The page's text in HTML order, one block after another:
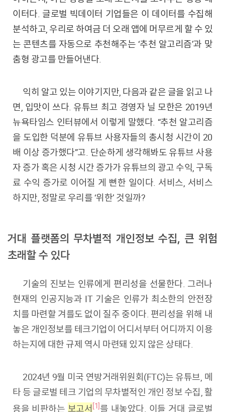
이터다. 글로벌 빅데이터 기업들은 이 데이터를 수집해
분석하고, 우리로 하여금 더 오래 앱에 머무르게 할 수 있
는 콘텐츠를 자동으로 추천해주는 ‘추천 알고리즘’과 맞
춤형 광고를 만들어낸다.
익히 알고 있는 이야기지만, 다음과 같은 글을 읽고 나
면, 입맛이 쓰다. 유튜브 최고 경영자 닐 모한은 2019년
뉴욕타임스 인터뷰에서 이렇게 말했다. “추천 알고리즘
을 도입한 덕분에 유튜브 사용자들의 총시청 시간이 20
배 이상 증가했다”고. 단순하게 생각해봐도 유튜브 사용
자 증가 혹은 시청 시간 증가가 유튜브의 광고 수익, 구독
료 수익 증가로 이어질 게 뻔한 일이다. 서비스, 서비스
하지만, 정말로 우리를 ‘위한’ 것일까?
거대 플랫폼의 무차별적 개인정보 수집, 큰 위험
초래할 수 있다
기술의 진보는 인류에게 편리성을 선물한다. 그러나
현재의 인공지능과 IT 기술은 인류가 최소한의 안전장
치를 마련할 겨를도 없이 질주 중이다. 편리성을 위해 내
놓은 개인정보를 테크기업이 어디서부터 어디까지 이용
하는지에 대한 규제 역시 마련돼 있지 않은 상태다.
2024년 9월 미국 연방거래위원회(FTC)는 유튜브, 메
타 등 글로벌 테크 기업의 무차별적인 개인 정보 수집, 활
용을 비판하는 보고서[1]를 내놓았다. 이들 거대 글로벌